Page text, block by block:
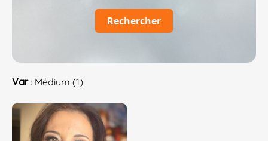
Rechercher
Var : Médium (1)